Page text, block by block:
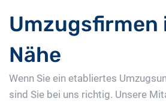
Umzugsfirmen
Nähe
Wenn Sie ein etabliertes
sind Sie bei uns richtig. Unsere